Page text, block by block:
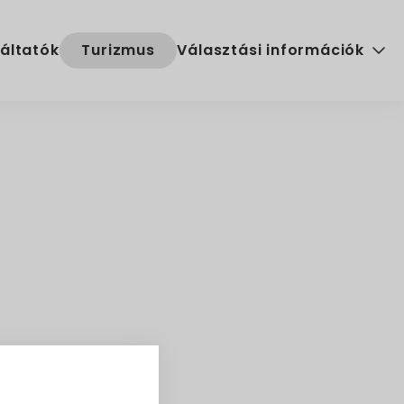
Turizmus Választási információk